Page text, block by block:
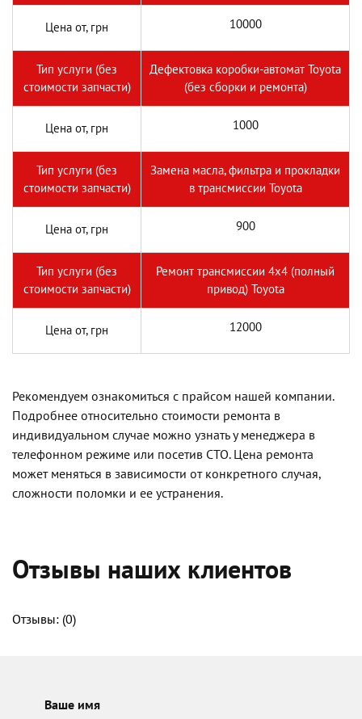
Цена от, грн 10000
Тип услуги (без
стоимости запчасти)
Дефектовка коробки-автомат Toyota
(без сборки и ремонта)
Цена от, грн 1000
Тип услуги (без
стоимости запчасти)
Замена масла, фильтра и прокладки
в трансмиссии Toyota
Цена от, грн 900
Тип услуги (без
стоимости запчасти)
Ремонт трансмиссии 4х4 (полный
привод) Toyota
Цена от, грн 12000
Рекомендуем ознакомиться с прайсом нашей компании.
Подробнее относительно стоимости ремонта в
индивидуальном случае можно узнать у менеджера в
телефонном режиме или посетив СТО. Цена ремонта
может меняться в зависимости от конкретного случая,
сложности поломки и ее устранения.
Отзывы наших клиентов
Отзывы: (0)
Ваше имя